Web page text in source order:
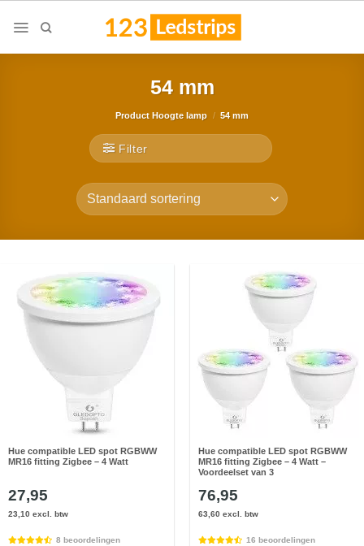
54 mm
Product Hoogte lamp / 54 mm
Filter
Hue compatible LED spot RGBWW
MR16 fitting Zigbee – 4 Watt
27,95
23,10 excl. btw
8 beoordelingen
Hue compatible LED spot RGBWW
MR16 fitting Zigbee – 4 Watt –
Voordeelset van 3
76,95
63,60 excl. btw
16 beoordelingen